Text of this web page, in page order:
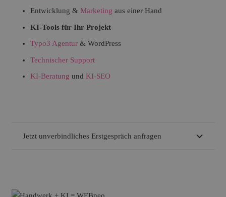
Entwicklung & Marketing aus einer Hand
KI-Tools für Ihr Projekt
Typo3 Agentur & WordPress
Technischer Support
KI-Beratung und KI-SEO
Jetzt unverbindliches Erstgespräch anfragen